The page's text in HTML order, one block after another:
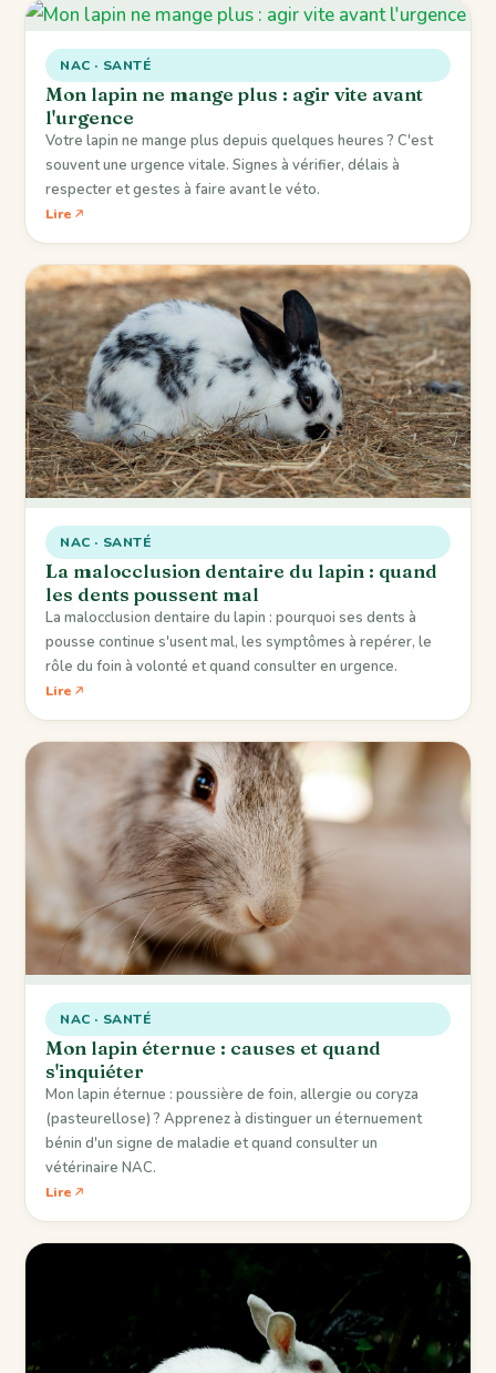
NAC · SANTÉ
Mon lapin ne mange plus : agir vite avant
l'urgence
Votre lapin ne mange plus depuis quelques heures ? C'est
souvent une urgence vitale. Signes à vérifier, délais à
respecter et gestes à faire avant le véto.
Lire
NAC · SANTÉ
La malocclusion dentaire du lapin : quand
les dents poussent mal
La malocclusion dentaire du lapin : pourquoi ses dents à
pousse continue s'usent mal, les symptômes à repérer, le
rôle du foin à volonté et quand consulter en urgence.
Lire
NAC · SANTÉ
Mon lapin éternue : causes et quand
s'inquiéter
Mon lapin éternue : poussière de foin, allergie ou coryza
(pasteurellose) ? Apprenez à distinguer un éternuement
bénin d'un signe de maladie et quand consulter un
vétérinaire NAC.
Lire